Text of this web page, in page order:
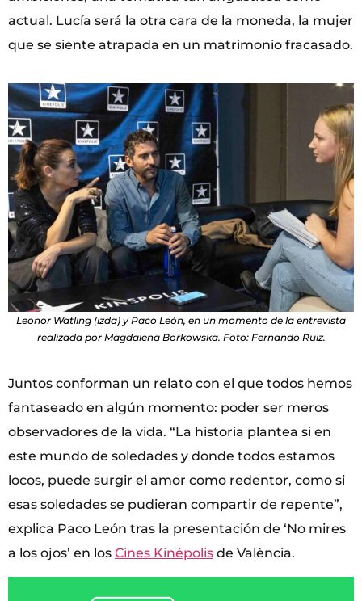
actual. Lucía será la otra cara de la moneda, la mujer
que se siente atrapada en un matrimonio fracasado.
Leonor Watling (izda) y Paco León, en un momento de la entrevista
realizada por Magdalena Borkowska. Foto: Fernando Ruiz.
Juntos conforman un relato con el que todos hemos
fantaseado en algún momento: poder ser meros
observadores de la vida. “La historia plantea si en
este mundo de soledades y donde todos estamos
locos, puede surgir el amor como redentor, como si
esas soledades se pudieran compartir de repente”,
explica Paco León tras la presentación de ‘No mires
a los ojos’ en los Cines Kinépolis de València.